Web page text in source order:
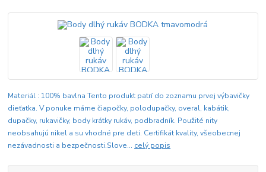
Materiál : 100% bavlna Tento produkt patrí do zoznamu prvej výbavičky
dieťatka. V ponuke máme čiapočky, polodupačky, overal, kabátik,
dupačky, rukavičky, body krátky rukáv, podbradník. Použité nity
neobsahujú nikel a su vhodné pre deti. Certifikát kvality, všeobecnej
nezávadnosti a bezpečnosti.Slove... celý popis